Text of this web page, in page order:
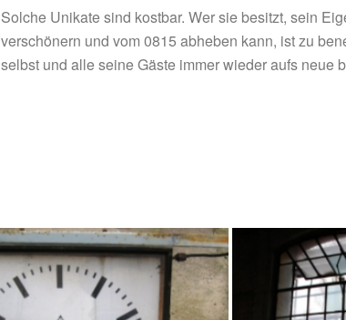
Solche Unikate sind kostbar. Wer sie besitzt, sein
verschönern und vom 0815 abheben kann, ist zu
selbst und alle seine Gäste immer wieder aufs neue